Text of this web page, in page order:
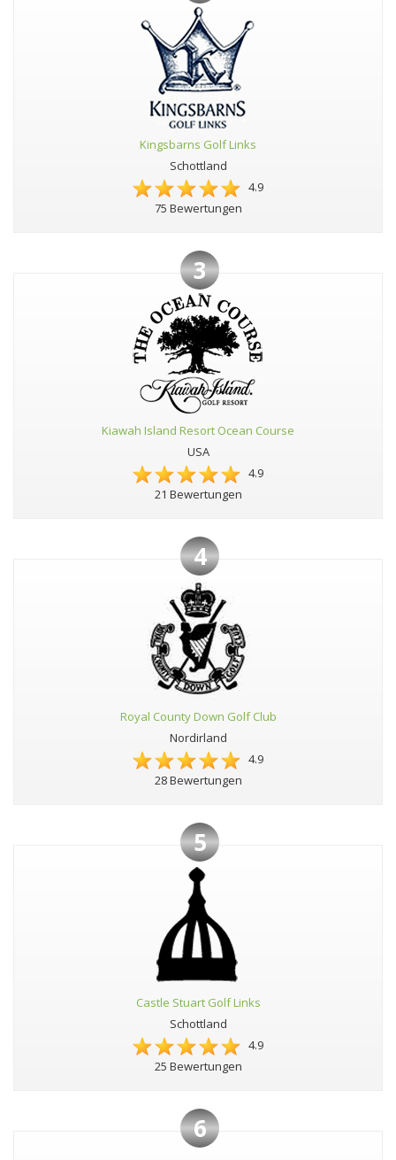
Kingsbarns Golf Links
Schottland
4.9
75 Bewertungen
3
Kiawah Island Resort Ocean Course
USA
4.9
21 Bewertungen
4
Royal County Down Golf Club
Nordirland
4.9
28 Bewertungen
5
Castle Stuart Golf Links
Schottland
4.9
25 Bewertungen
6